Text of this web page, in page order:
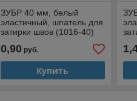
ЗУБР 40 мм, белый
эластичный, шпатель для
затирки швов (1016-40)
0,90руб.
Купить